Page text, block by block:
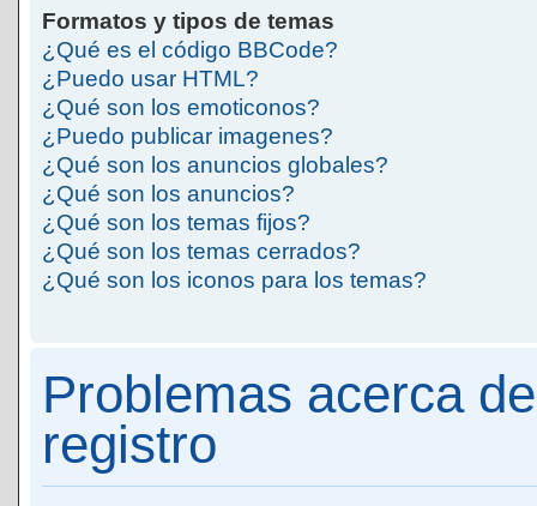
Formatos y tipos de temas
¿Qué es el código BBCode?
¿Puedo usar HTML?
¿Qué son los emoticonos?
¿Puedo publicar imagenes?
¿Qué son los anuncios globales?
¿Qué son los anuncios?
¿Qué son los temas fijos?
¿Qué son los temas cerrados?
¿Qué son los iconos para los temas?
Problemas acerca
registro